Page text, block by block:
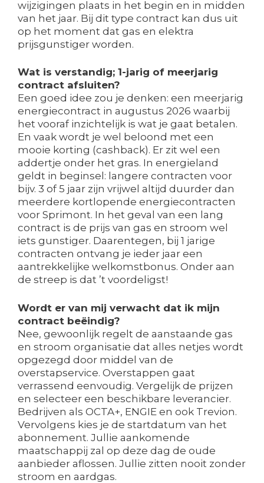
wijzigingen plaats in het begin en in midden
van het jaar. Bij dit type contract kan dus uit
op het moment dat gas en elektra
prijsgunstiger worden.
Wat is verstandig; 1-jarig of meerjarig
contract afsluiten?
Een goed idee zou je denken: een meerjarig
energiecontract in augustus 2026 waarbij
het vooraf inzichtelijk is wat je gaat betalen.
En vaak wordt je wel beloond met een
mooie korting (cashback). Er zit wel een
addertje onder het gras. In energieland
geldt in beginsel: langere contracten voor
bijv. 3 of 5 jaar zijn vrijwel altijd duurder dan
meerdere kortlopende energiecontracten
voor Sprimont. In het geval van een lang
contract is de prijs van gas en stroom wel
iets gunstiger. Daarentegen, bij 1 jarige
contracten ontvang je ieder jaar een
aantrekkelijke welkomstbonus. Onder aan
de streep is dat ’t voordeligst!
Wordt er van mij verwacht dat ik mijn
contract beëindig?
Nee, gewoonlijk regelt de aanstaande gas
en stroom organisatie dat alles netjes wordt
opgezegd door middel van de
overstapservice. Overstappen gaat
verrassend eenvoudig. Vergelijk de prijzen
en selecteer een beschikbare leverancier.
Bedrijven als OCTA+, ENGIE en ook Trevion.
Vervolgens kies je de startdatum van het
abonnement. Jullie aankomende
maatschappij zal op deze dag de oude
aanbieder aflossen. Jullie zitten nooit zonder
stroom en aardgas.